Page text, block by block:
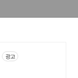
광고